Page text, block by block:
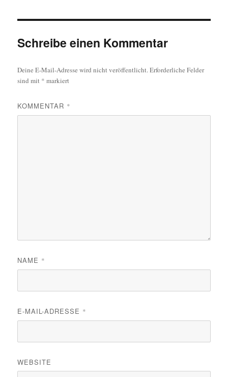
Schreibe einen Kommentar
Deine E-Mail-Adresse wird nicht veröffentlicht. Erforderliche Felder
sind mit * markiert
KOMMENTAR *
NAME *
E-MAIL-ADRESSE *
WEBSITE